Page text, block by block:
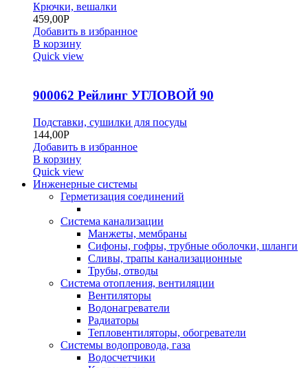
Крючки, вешалки
459,00Р
Добавить в избранное
В корзину
Quick view
900062 Рейлинг УГЛОВОЙ 90
Подставки, сушилки для посуды
144,00Р
Добавить в избранное
В корзину
Quick view
Инженерные системы
Герметизация соединений
Система канализации
Манжеты, мембраны
Сифоны, гофры, трубные оболочки, шланги
Сливы, трапы канализационные
Трубы, отводы
Система отопления, вентиляции
Вентиляторы
Водонагреватели
Радиаторы
Тепловентиляторы, обогреватели
Системы водопровода, газа
Водосчетчики